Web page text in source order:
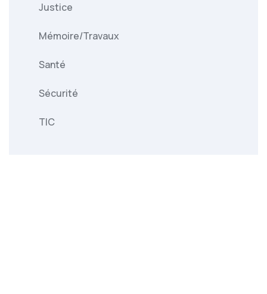
Justice
Mémoire/Travaux
Santé
Sécurité
TIC